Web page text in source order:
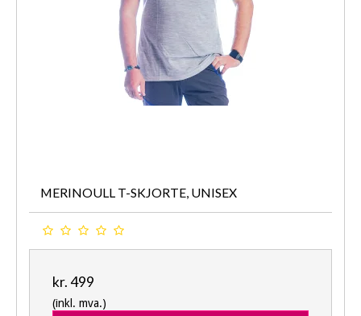
MERINOULL T-SKJORTE, UNISEX
kr. 499
(inkl. mva.)